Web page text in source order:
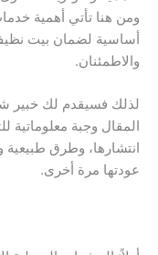
ومن هنا تأتي أهمية
أساسية لضمان بيت
والاطمئنان.
لذلك فسيقدم لك خبير
المقال وجبة معلوماتية
انتشارها، وطرق طبيعية
عودتها مرة أخرى.